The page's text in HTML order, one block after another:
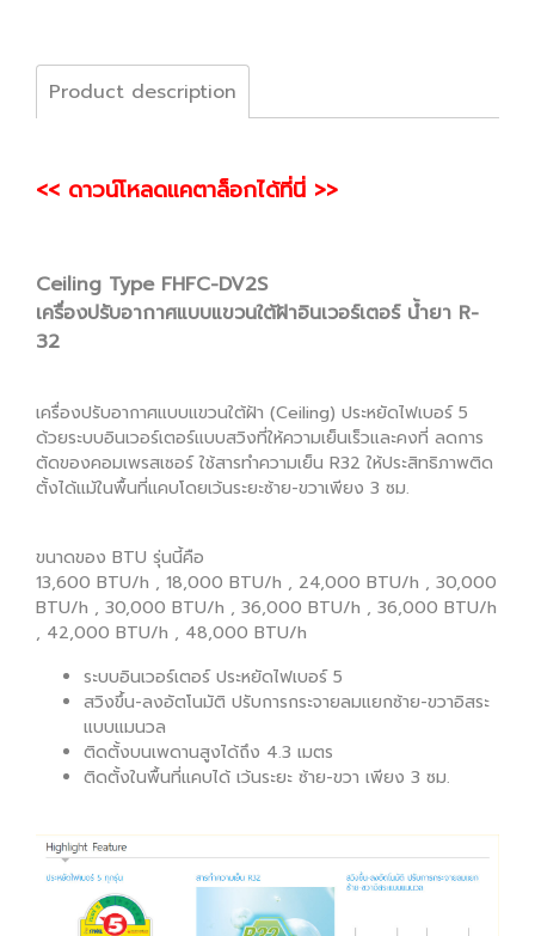
Product description
<< ดาวน์โหลดแคตาล็อกได้ที่นี่ >>
Ceiling Type FHFC-DV2S
เครื่องปรับอากาศแบบแขวนใต้ฝ้าอินเวอร์เตอร์ น้ำยา R-
32
เครื่องปรับอากาศแบบแขวนใต้ฝ้า (Ceiling) ประหยัดไฟเบอร์ 5
ด้วยระบบอินเวอร์เตอร์แบบสวิงที่ให้ความเย็นเร็วและคงที่ ลดการ
ตัดของคอมเพรสเซอร์ ใช้สารทำความเย็น R32 ให้ประสิทธิภาพติด
ตั้งได้แม้ในพื้นที่แคบโดยเว้นระยะซ้าย-ขวาเพียง 3 ซม.
ขนาดของ BTU รุ่นนี้คือ
13,600 BTU/h , 18,000 BTU/h , 24,000 BTU/h , 30,000
BTU/h , 30,000 BTU/h , 36,000 BTU/h , 36,000 BTU/h
, 42,000 BTU/h , 48,000 BTU/h
ระบบอินเวอร์เตอร์ ประหยัดไฟเบอร์ 5
สวิงขึ้น-ลงอัตโนมัติ ปรับการกระจายลมแยกซ้าย-ขวาอิสระ
แบบแมนวล
ติดตั้งบนเพดานสูงได้ถึง 4.3 เมตร
ติดตั้งในพื้นที่แคบได้ เว้นระยะ ซ้าย-ขวา เพียง 3 ซม.